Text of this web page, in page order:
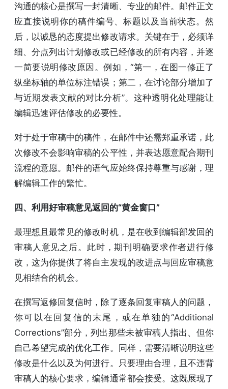
沟通的核心是撰写一封清晰、专业的邮件。邮件正文
应直接说明你的稿件编号、标题以及当前状态。然
后，以诚恳的态度提出修改请求。关键在于，必须详
细、分点列出计划修改或已经修改的所有内容，并逐
一简要说明修改原因。例如，“第一，在图一修正了
纵坐标轴的单位标注错误；第二，在讨论部分增加了
与近期发表文献的对比分析”。这种透明化处理能让
编辑迅速评估修改的必要性。
对于处于审稿中的稿件，在邮件中还需郑重承诺，此
次修改不会影响审稿的公平性，并表达愿意配合期刊
流程的意愿。邮件的语气应始终保持尊重与感谢，理
解编辑工作的繁忙。
四、利用好审稿意见返回的“黄金窗口”
最理想且最常见的修改时机，是在收到编辑部发回的
审稿人意见之后。此时，期刊明确要求作者进行修
改，这为你提供了将自主发现的改进点与回应审稿意
见相结合的机会。
在撰写返修回复信时，除了逐条回复审稿人的问题，
你可以在回复信的末尾，或在单独的“Additional
Corrections”部分，列出那些未被审稿人指出、但你
自己希望完成的优化工作。同样，需要清晰说明这些
修改是什么以及为何进行。只要理由合理，且不违背
审稿人的核心要求，编辑通常都会接受。这既展现了